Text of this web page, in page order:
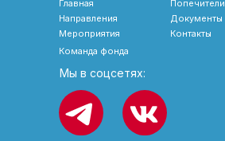
Мы в соцсетях:
Главная
Направления
Мероприятия
Документы
Попечители
Контакты
Команда фонда